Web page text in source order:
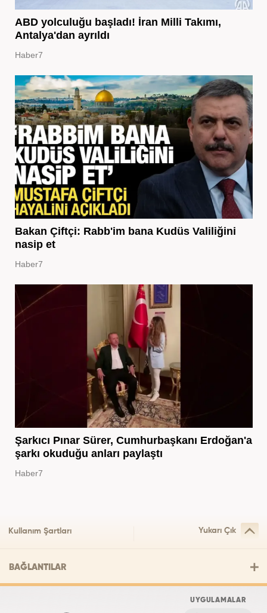
ABD yolculuğu başladı! İran Milli Takımı,
Antalya'dan ayrıldı
Haber7
Bakan Çiftçi: Rabb'im bana Kudüs Valiliğini
nasip et
Haber7
Şarkıcı Pınar Sürer, Cumhurbaşkanı Erdoğan'a
şarkı okuduğu anları paylaştı
Haber7
Kullanım Şartları Yukarı Çık
BAĞLANTILAR
UYGULAMALAR